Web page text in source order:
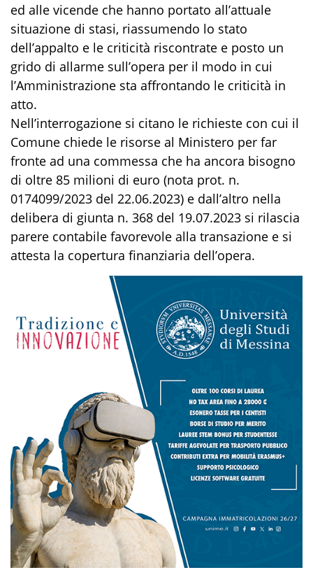
ed alle vicende che hanno portato all’attuale
situazione di stasi, riassumendo lo stato
dell’appalto e le criticità riscontrate e posto un
grido di allarme sull’opera per il modo in cui
l’Amministrazione sta affrontando le criticità in
atto.
Nell’interrogazione si citano le richieste con cui il
Comune chiede le risorse al Ministero per far
fronte ad una commessa che ha ancora bisogno
di oltre 85 milioni di euro (nota prot. n.
0174099/2023 del 22.06.2023) e dall’altro nella
delibera di giunta n. 368 del 19.07.2023 si rilascia
parere contabile favorevole alla transazione e si
attesta la copertura finanziaria dell’opera.